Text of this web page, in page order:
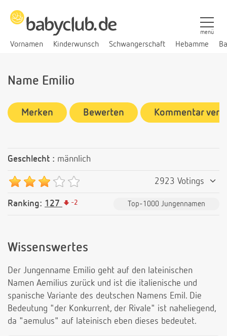
Vornamen Kinderwunsch Schwangerschaft Hebamme
menü
Name Emilio
Merken Bewerten Kommentar
Geschlecht : männlich
2923 Votings
Ranking: 127 -2 Top-1000 Jungennamen
Wissenswertes
Der Jungenname Emilio geht auf den lateinischen
Namen Aemilius zurück und ist die italienische und
spanische Variante des deutschen Namens Emil. Die
Bedeutung "der Konkurrent, der Rivale" ist naheliegend,
da "aemulus" auf lateinisch eben dieses bedeutet.